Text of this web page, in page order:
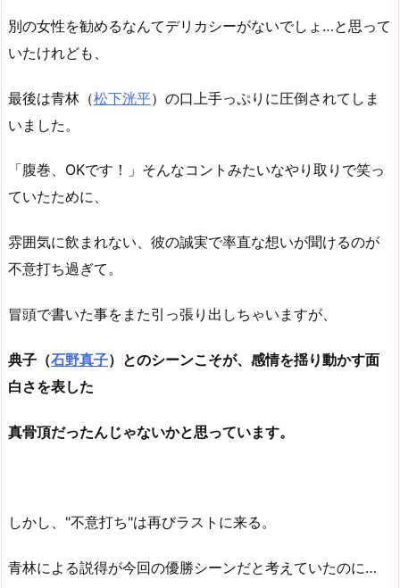
別の女性を勧めるなんてデリカシーがないでしょ…と思って
いたけれども、
最後は青林（松下洸平）の口上手っぷりに圧倒されてしま
いました。
「腹巻、OKです！」そんなコントみたいなやり取りで笑っ
ていたために、
雰囲気に飲まれない、彼の誠実で率直な想いが聞けるのが
不意打ち過ぎて。
冒頭で書いた事をまた引っ張り出しちゃいますが、
典子（石野真子）とのシーンこそが、感情を揺り動かす面
白さを表した
真骨頂だったんじゃないかと思っています。
しかし、"不意打ち"は再びラストに来る。
青林による説得が今回の優勝シーンだと考えていたのに…